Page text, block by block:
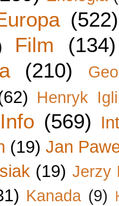
(522)
Film
(134)
(210)
Henryk
Info (569)
(19) Jan
(19) Jerzy
Kanada (9)